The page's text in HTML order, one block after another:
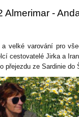
Almerimar -
a velké varování pro
cestovatelé Jirka a
přejezdu ze Sardinie